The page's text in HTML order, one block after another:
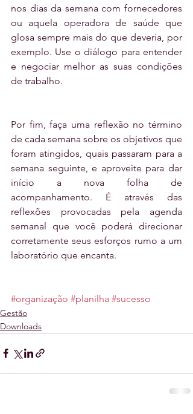
nos dias da semana com fornecedores
ou aquela operadora de saúde que
glosa sempre mais do que deveria, por
exemplo. Use o diálogo para entender
e negociar melhor as suas condições
de trabalho.
Por fim, faça uma reflexão no término
de cada semana sobre os objetivos que
foram atingidos, quais passaram para a
semana seguinte, e aproveite para dar
início a nova folha de
acompanhamento. É através das
reflexões provocadas pela agenda
semanal que você poderá direcionar
corretamente seus esforços rumo a um
laboratório que encanta.
#organização #planilha #sucesso
Gestão
Downloads